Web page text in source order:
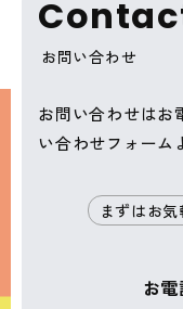
Contac
お問い合わせ
お問い合わせはお
い合わせフォーム
まずはお
お